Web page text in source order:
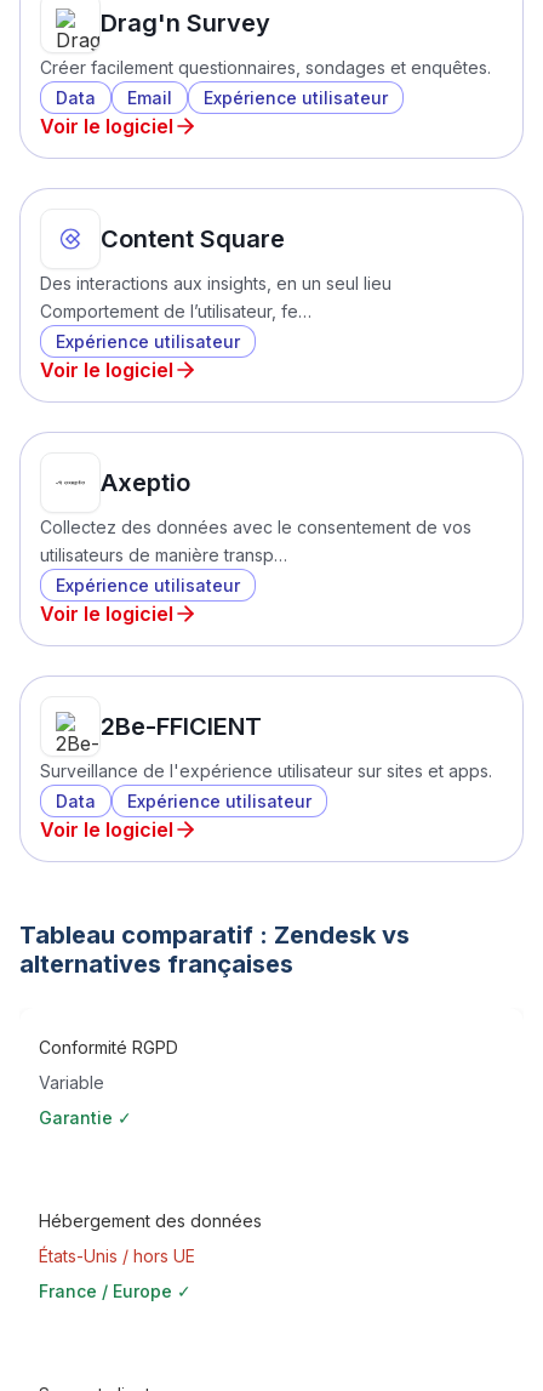
Drag'n Survey
Créer facilement questionnaires, sondages et enquêtes.
Data
Email Expérience utilisateur
Voir le logiciel
Content Square
Des interactions aux insights, en un seul lieu
Comportement de l’utilisateur, fe…
Expérience utilisateur
Voir le logiciel
Axeptio
Collectez des données avec le consentement de vos
utilisateurs de manière transp…
Expérience utilisateur
Voir le logiciel
2Be-FFICIENT
Surveillance de l'expérience utilisateur sur sites et apps.
Data
Expérience utilisateur
Voir le logiciel
Tableau comparatif : Zendesk vs
alternatives françaises
Conformité RGPD
Variable
Garantie ✓
Hébergement des données
États-Unis / hors UE
France / Europe ✓